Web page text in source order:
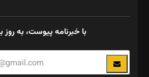
با خبرنامه پیوست، به روز